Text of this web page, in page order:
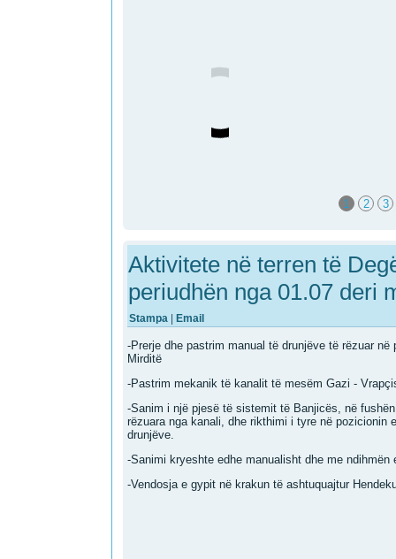
1 2 3
Aktivitete në terren të
periudhën nga 01.07 deri
Stampa Email
-Prerje dhe pastrim manual të drunjëve të rëzuar
Mirditë
-Pastrim mekanik të kanalit të mesëm Gazi -
-Sanim i një pjesë të sistemit të Banjicës, në
rëzuara nga kanali, dhe rikthimi i tyre në
drunjëve.
-Sanimi kryeshte edhe manualisht dhe me ndihmën
-Vendosja e gypit në krakun të ashtuquajtur